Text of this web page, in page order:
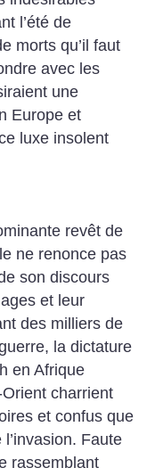
l’été de
morts qu’il faut
avec les
une
Europe et
luxe insolent
revêt de
ne renonce pas
son discours
et leur
des milliers de
la dictature
en Afrique
charrient
et confus que
Faute
rassemblant